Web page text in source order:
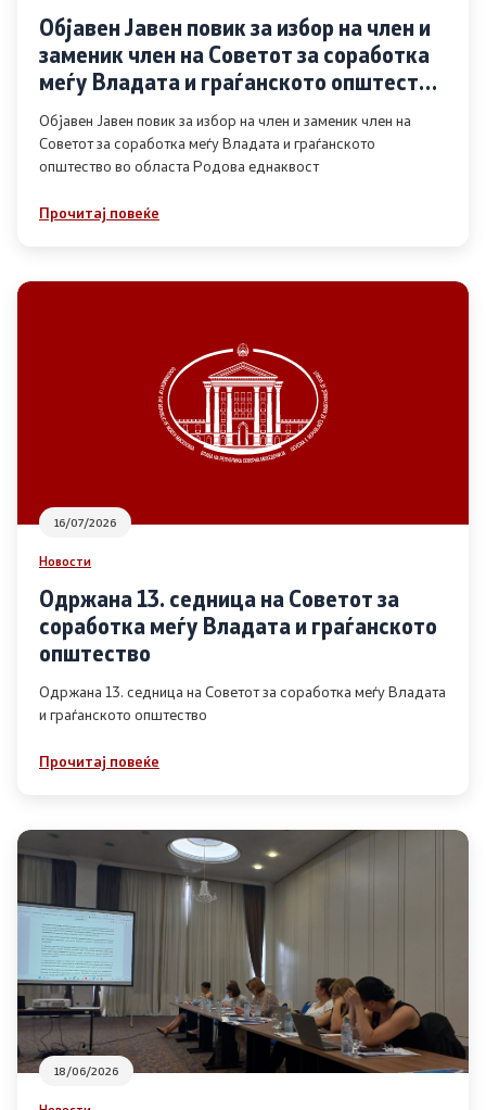
Отворени денови за иницијативи на граѓанските
организации
Финансиска поддршка
Извештаи
Список на ОЈИ
Контакт
Контакт
Линкови
Изјава за пристапност
Со еден клик до сите услуги
Објавен Јавен повик за избор на член и
заменик член на Советот за соработка
меѓу Владата и граѓанското општество
во областа Родова еднаквост
Објавен Јавен повик за избор на член и заменик член на
Советот за соработка меѓу Владата и граѓанското
општество во областа Родова еднаквост
Прочитај повеќе
16/07/2026
Новости
Одржана 13. седница на Советот за
соработка меѓу Владата и граѓанското
општество
Одржана 13. седница на Советот за соработка меѓу Владата
и граѓанското општество
Прочитај повеќе
18/06/2026